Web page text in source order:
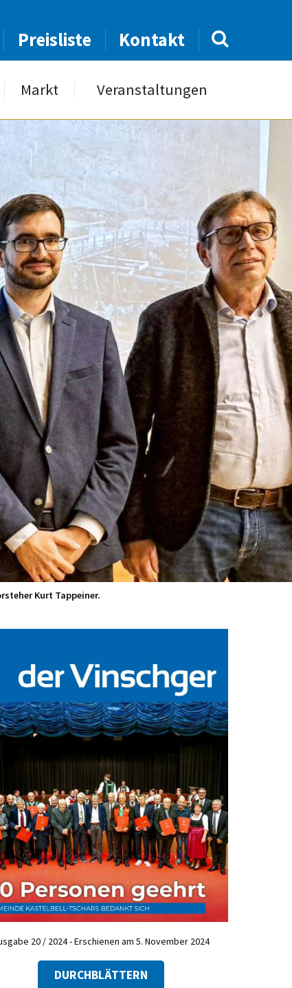
Preisliste Kontakt
Markt Veranstaltungen
Kurt Tappeiner.
20 / 2024 - Erschienen am 5. November 2024
DURCHBLÄTTERN